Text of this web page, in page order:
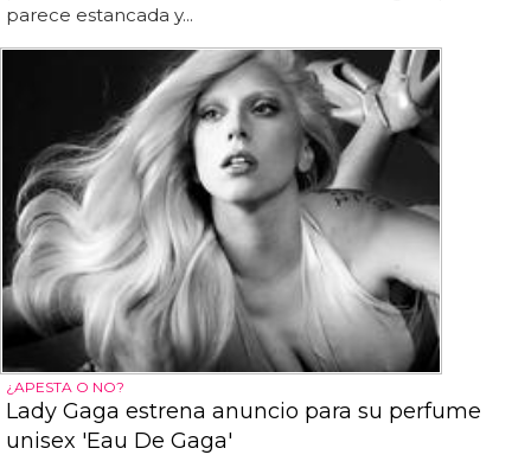
parece estancada y...
¿APESTA O NO?
Lady Gaga estrena anuncio para su perfume
unisex 'Eau De Gaga'